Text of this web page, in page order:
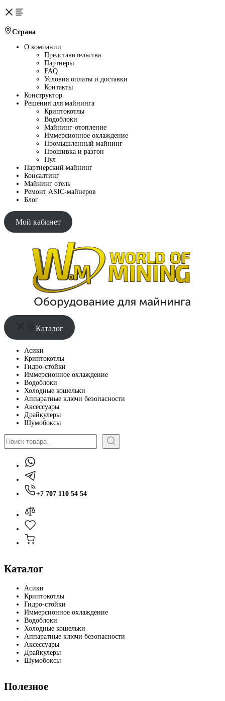
Страна
О компании
Представительства
Партнеры
FAQ
Условия оплаты и доставки
Контакты
Конструктор
Решения для майнинга
Криптокотлы
Водоблоки
Майнинг-отопление
Иммерсионное охлаждение
Промышленный майнинг
Прошивка и разгон
Пул
Партнерский майнинг
Консалтинг
Майнинг отель
Ремонт ASIC-майнеров
Блог
Мой кабинет
Каталог
Асики
Криптокотлы
Гидро-стойки
Иммерсионное охлаждение
Водоблоки
Холодные кошельки
Аппаратные ключи безопасности
Аксессуары
Драйкулеры
Шумобоксы
Поиск
+7 707 110 54 54
Каталог
Асики
Криптокотлы
Гидро-стойки
Иммерсионное охлаждение
Водоблоки
Холодные кошельки
Аппаратные ключи безопасности
Аксессуары
Драйкулеры
Шумобоксы
Полезное